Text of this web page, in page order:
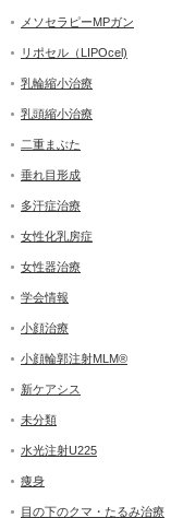
メソセラピーMPガン
リポセル（LIPOcel)
乳輪縮小治療
乳頭縮小治療
二重まぶた
垂れ目形成
多汗症治療
女性化乳房症
女性器治療
学会情報
小顔治療
小顔輪郭注射MLM®
新ケアシス
未分類
水光注射U225
痩身
目の下のクマ・たるみ治療